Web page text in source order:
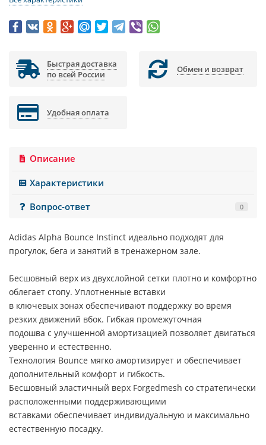
Быстрая доставка
по всей России
Обмен и возврат
Удобная оплата
Описание
Характеристики
Вопрос-ответ
0
Adidas Alpha Bounce Instinct идеально подходят для
прогулок, бега и занятий в тренажерном зале.
Бесшовный верх из двухслойной сетки плотно и комфортно
облегает стопу. Уплотненные вставки
в ключевых зонах обеспечивают поддержку во время
резких движений вбок. Гибкая промежуточная
подошва с улучшенной амортизацией позволяет двигаться
уверенно и естественно.
Технология Bounce мягко амортизирует и обеспечивает
дополнительный комфорт и гибкость.
Бесшовный эластичный верх Forgedmesh со стратегически
расположенными поддерживающими
вставками обеспечивает индивидуальную и максимально
естественную посадку.